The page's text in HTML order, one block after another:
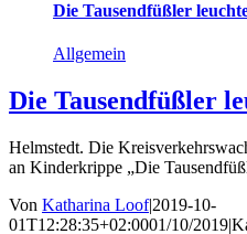
Die Tausendfüßler
Allgemein
Die Tausendfüßler
Helmstedt. Die
an Kinderkrippe „Die
Von Katharina Loof|2019-10-
01T12:28:35+02:0001/10/2019|